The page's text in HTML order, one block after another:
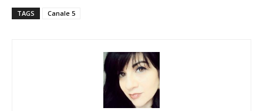
TAGS Canale 5